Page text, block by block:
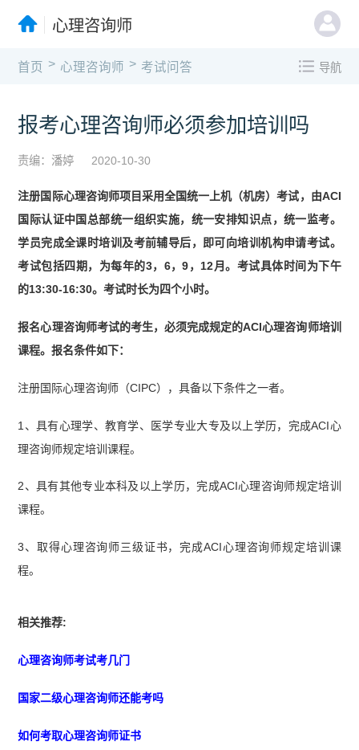
心理咨询师
首页 > 心理咨询师 > 考试问答 导航
报考心理咨询师必须参加培训吗
责编：潘婷 2020-10-30
注册国际心理咨询师项目采用全国统一上机（机房）考试，由ACI
国际认证中国总部统一组织实施，统一安排知识点，统一监考。
学员完成全课时培训及考前辅导后，即可向培训机构申请考试。
考试包括四期，为每年的3，6，9，12月。考试具体时间为下午
的13:30-16:30。考试时长为四个小时。
报名心理咨询师考试的考生，必须完成规定的ACI心理咨询师培训
课程。报名条件如下：
注册国际心理咨询师（CIPC），具备以下条件之一者。
1、具有心理学、教育学、医学专业大专及以上学历，完成ACI心
理咨询师规定培训课程。
2、具有其他专业本科及以上学历，完成ACI心理咨询师规定培训
课程。
3、取得心理咨询师三级证书，完成ACI心理咨询师规定培训课
程。
相关推荐:
心理咨询师考试考几门
国家二级心理咨询师还能考吗
如何考取心理咨询师证书